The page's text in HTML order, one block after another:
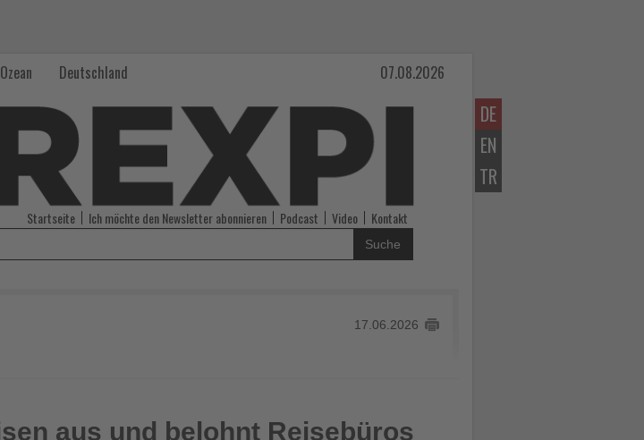
DE
EN
TR
Deutschland 07.08.2026
Startseite Ich möchte den Newsletter abonnieren Podcast Video Kontakt
Suche
17.06.2026
mit doppelten Punkten
aus und belohnt Reisebüros